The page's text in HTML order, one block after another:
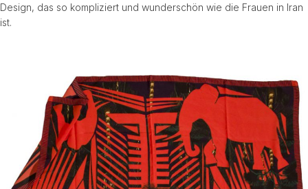
Design, das so kompliziert und wunderschön wie die Frauen in Iran
ist.